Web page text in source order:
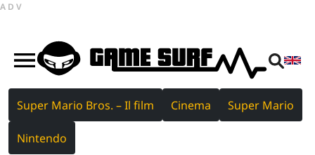
ADV
Super Mario Bros. – Il film Cinema Super Mario
Nintendo